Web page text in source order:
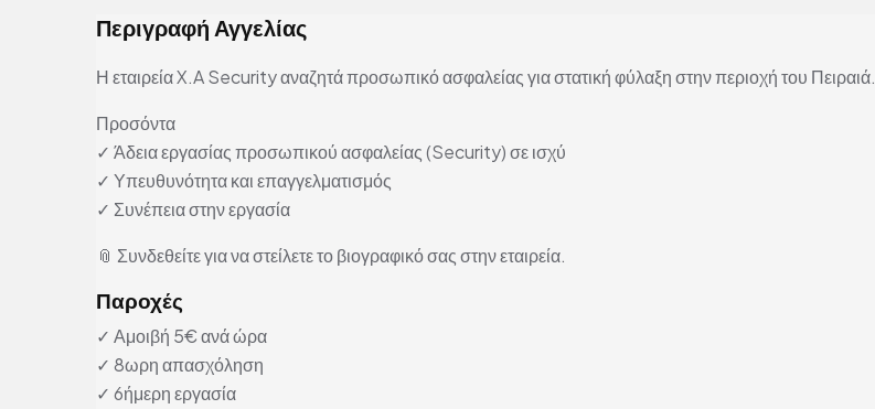
Περιγραφή Αγγελίας
Η εταιρεία X.A Security αναζητά προσωπικό ασφαλείας για στατική φύλαξη στην περιοχή του Πειραιά.
Προσόντα
✓ Άδεια εργασίας προσωπικού ασφαλείας (Security) σε ισχύ
✓ Υπευθυνότητα και επαγγελματισμός
✓ Συνέπεια στην εργασία
📎 Συνδεθείτε για να στείλετε το βιογραφικό σας στην εταιρεία.
Παροχές
✓ Αμοιβή 5€ ανά ώρα
✓ 8ωρη απασχόληση
✓ 6ήμερη εργασία